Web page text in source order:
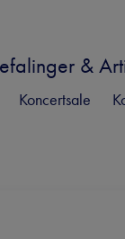
&
Koncertsale